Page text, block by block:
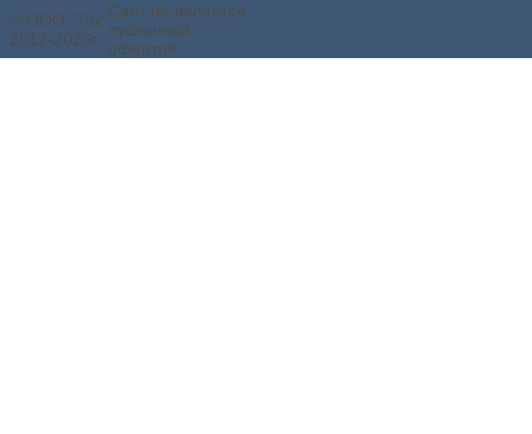
© ООО "Ток"
2012-2026г.
Сайт не является
публичной
офертой